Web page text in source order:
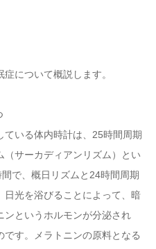
について概説します。
いる体内時計は、25時間周期
サーカディアンリズム）とい
で、概日リズムと24時間周期
光を浴びることによって、暗
ンというホルモンが分泌され
す。メラトニンの原料となる